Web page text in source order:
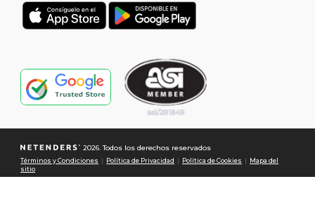
2026. Todos los derechos reservados
Términos y Condiciones Política de Privacidad Política de Cookies
Mapa del
sitio